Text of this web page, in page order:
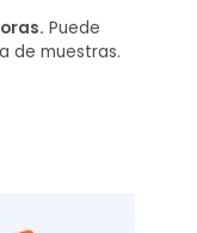
Puede
de muestras.